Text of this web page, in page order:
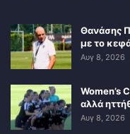
Θανάσης
με το
Αυγ 8, 2026
Women’s
αλλά
Αυγ 8, 2026